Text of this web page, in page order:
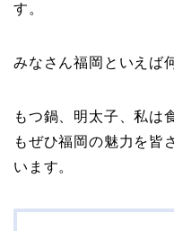
す。
みなさん福岡といえば
もつ鍋、明太子、私は
もぜひ福岡の魅力を皆
います。